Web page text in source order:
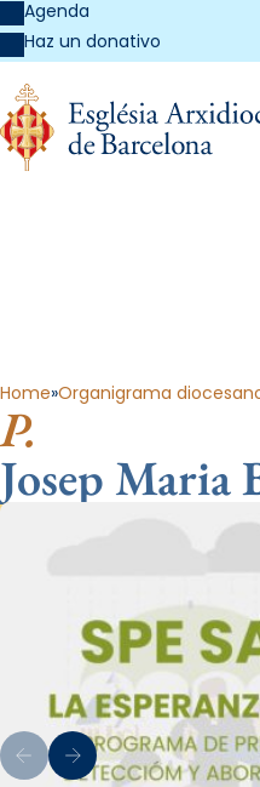
Agenda
Haz un donativo
Home Organigrama
P.
Josep Maria